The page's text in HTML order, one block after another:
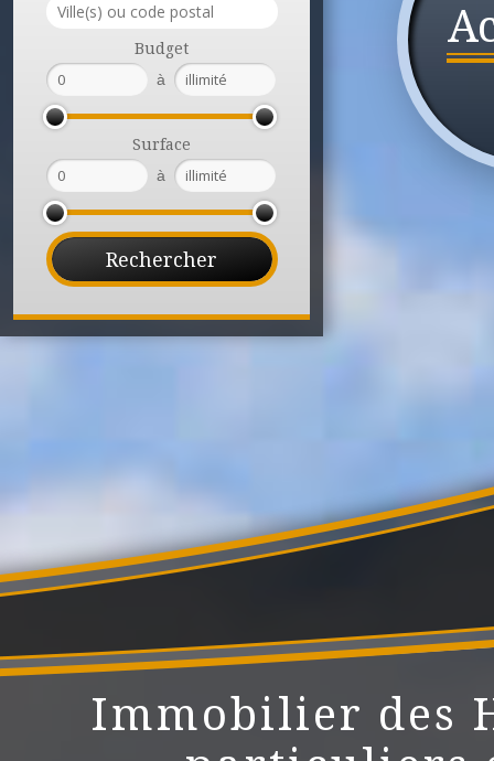
Budget
à
Surface
à
Immobilier des